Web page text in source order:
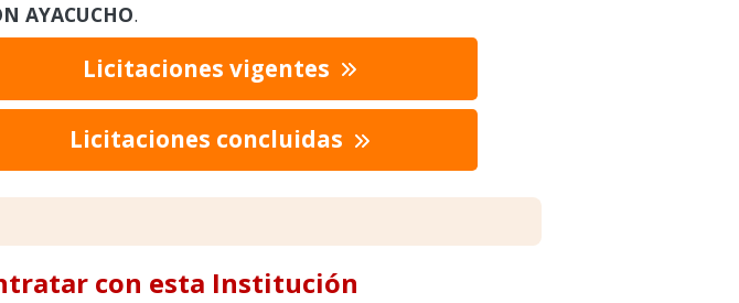
AYACUCHO.
Licitaciones vigentes
Licitaciones concluidas
con esta Institución